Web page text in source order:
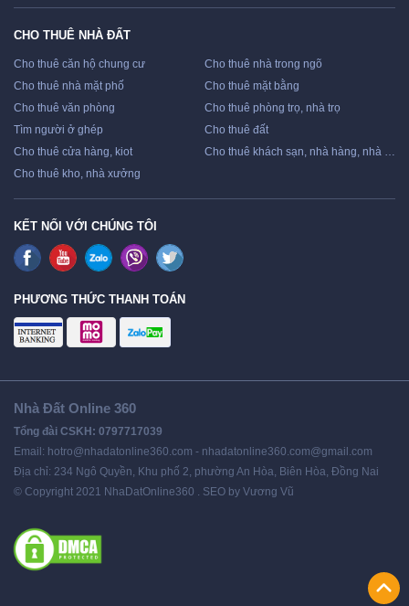
CHO THUÊ NHÀ ĐẤT
Cho thuê căn hộ chung cư
Cho thuê nhà trong ngõ
Cho thuê nhà mặt phố
Cho thuê mặt bằng
Cho thuê văn phòng
Cho thuê phòng trọ, nhà trọ
Tìm người ở ghép
Cho thuê đất
Cho thuê cửa hàng, kiot
Cho thuê khách sạn, nhà hàng, nhà nghỉ
Cho thuê kho, nhà xưởng
KẾT NỐI VỚI CHÚNG TÔI
PHƯƠNG THỨC THANH TOÁN
Nhà Đất Online 360
Tổng đài CSKH: 0797717039
Email: hotro@nhadatonline360.com - nhadatonline360.com@gmail.com
Địa chỉ: 234 Ngô Quyền, Khu phố 2, phường An Hòa, Biên Hòa, Đồng Nai
© Copyright 2021 NhaDatOnline360 . SEO by Vương Vũ